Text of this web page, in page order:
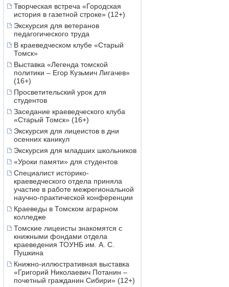
Творческая встреча «Городская
история в газетной строке» (12+)
Экскурсия для ветеранов
педагогического труда
В краеведческом клубе «Старый
Томск»
Выставка «Легенда томской
политики – Егор Кузьмич Лигачев»
(16+)
Просветительский урок для
студентов
Заседание краеведческого клуба
«Старый Томск» (16+)
Экскурсия для лицеистов в дни
осенних каникул
Экскурсия для младших школьников
«Уроки памяти» для студентов
Специалист историко-
краеведческого отдела приняла
участие в работе межрегиональной
научно-практической конференции
Краеведы в Томском аграрном
колледже
Томские лицеисты знакомятся с
книжными фондами отдела
краеведения ТОУНБ им. А. С.
Пушкина
Книжно-иллюстративная выставка
«Григорий Николаевич Потанин –
почетный гражданин Сибири» (12+)